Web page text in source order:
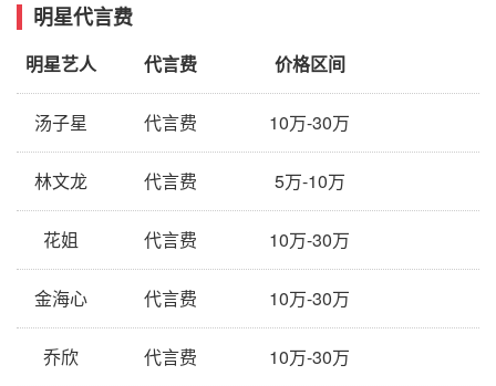
明星代言费
明星艺人 代言费 价格区间
汤子星 代言费 10万-30万
林文龙 代言费 5万-10万
花姐 代言费 10万-30万
金海心 代言费 10万-30万
乔欣 代言费 10万-30万